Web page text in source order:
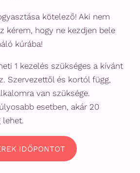
kötelező! Aki nem
kérem, hogy ne kezdjen bele
kúrába!
1 kezelés szükséges a kívánt
Szervezettől és kortól függ,
van szüksége.
esetben, akár 20
lehet.
IDŐPONTOT